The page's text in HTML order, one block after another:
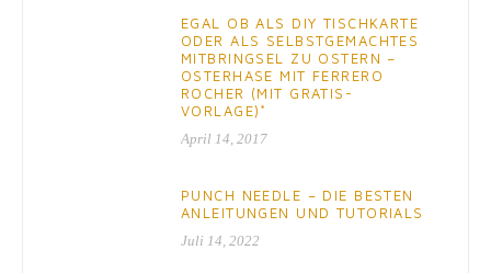
EGAL OB ALS DIY TISCHKARTE
ODER ALS SELBSTGEMACHTES
MITBRINGSEL ZU OSTERN –
OSTERHASE MIT FERRERO
ROCHER (MIT GRATIS-
VORLAGE)*
April 14, 2017
PUNCH NEEDLE – DIE BESTEN
ANLEITUNGEN UND TUTORIALS
Juli 14, 2022